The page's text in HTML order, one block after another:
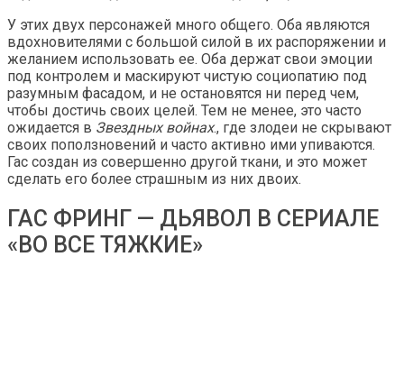
У этих двух персонажей много общего. Оба являются
вдохновителями с большой силой в их распоряжении и
желанием использовать ее. Оба держат свои эмоции
под контролем и маскируют чистую социопатию под
разумным фасадом, и не остановятся ни перед чем,
чтобы достичь своих целей. Тем не менее, это часто
ожидается в Звездных войнах., где злодеи не скрывают
своих поползновений и часто активно ими упиваются.
Гас создан из совершенно другой ткани, и это может
сделать его более страшным из них двоих.
ГАС ФРИНГ — ДЬЯВОЛ В СЕРИАЛЕ
«ВО ВСЕ ТЯЖКИЕ»